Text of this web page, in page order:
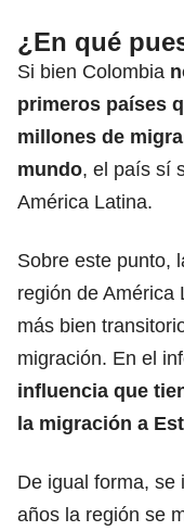
¿En qué
Si bien Colombia
primeros países
millones de
mundo, el país sí
América Latina.
Sobre este punto,
región de América
más bien
migración. En el
influencia que
la migración a
De igual forma, se
años la región se